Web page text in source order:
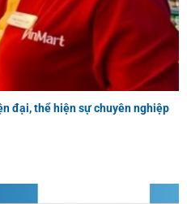
đại, thể hiện sự chuyên nghiệp